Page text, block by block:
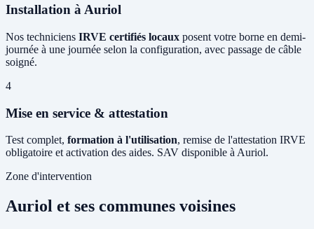
Installation à Auriol
Nos techniciens IRVE certifiés locaux posent votre borne en demi-
journée à une journée selon la configuration, avec passage de câble
soigné.
4
Mise en service & attestation
Test complet, formation à l'utilisation, remise de l'attestation IRVE
obligatoire et activation des aides. SAV disponible à Auriol.
Zone d'intervention
Auriol et ses communes voisines